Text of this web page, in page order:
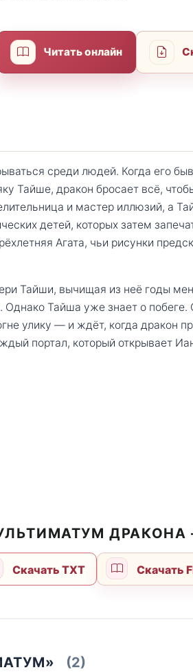
Читать онлайн
среди людей. Когда его
Тайше, дракон бросает всё,
и мастер иллюзий, а
детей, которых затем
Агата, чьи рисунки
Тайши, вычищая из неё годы
Однако Тайша уже знает о побеге.
улику — и ждёт, когда дракон
портал, который открывает
Скачать TXT Скачать
(2)